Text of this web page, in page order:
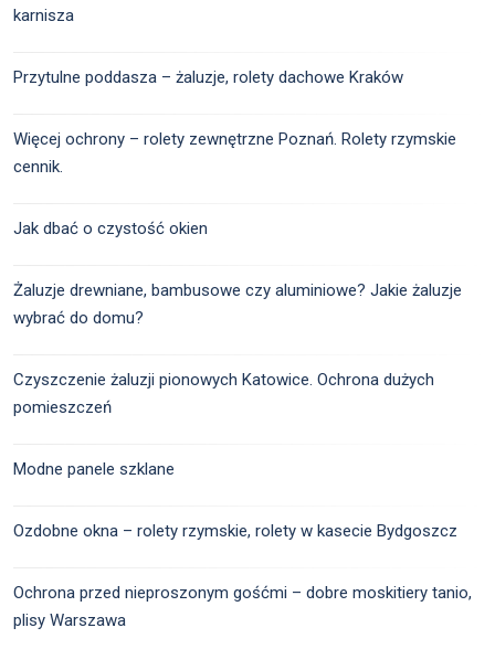
karnisza
Przytulne poddasza – żaluzje, rolety dachowe Kraków
Więcej ochrony – rolety zewnętrzne Poznań. Rolety rzymskie
cennik.
Jak dbać o czystość okien
Żaluzje drewniane, bambusowe czy aluminiowe? Jakie żaluzje
wybrać do domu?
Czyszczenie żaluzji pionowych Katowice. Ochrona dużych
pomieszczeń
Modne panele szklane
Ozdobne okna – rolety rzymskie, rolety w kasecie Bydgoszcz
Ochrona przed nieproszonym gośćmi – dobre moskitiery tanio,
plisy Warszawa